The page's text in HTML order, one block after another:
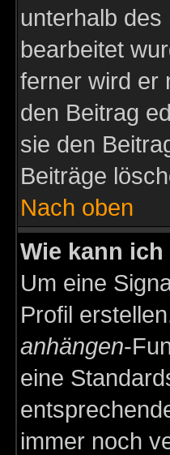
unterhalb
bearbeitet
ferner wird er
den Beitrag
sie den
Beiträge
Nach oben
Wie kann
Um eine
Profil
anhängen-
eine
immer noch